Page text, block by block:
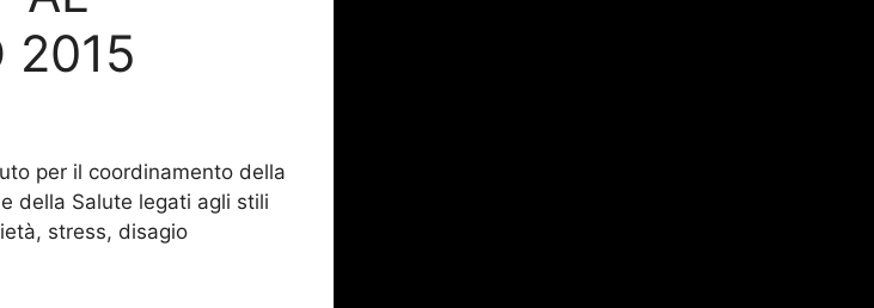
2015
per il coordinamento della
della Salute legati agli stili
stress, disagio